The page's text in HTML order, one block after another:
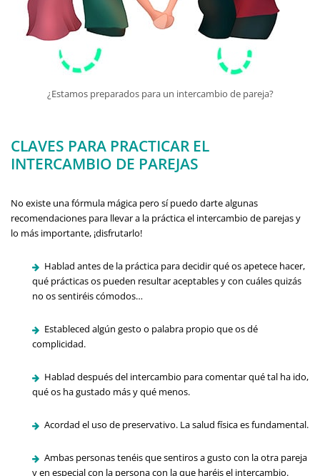
¿Estamos preparados para un intercambio de pareja?
CLAVES PARA PRACTICAR EL
INTERCAMBIO DE PAREJAS
No existe una fórmula mágica pero sí puedo darte algunas
recomendaciones para llevar a la práctica el intercambio de parejas y
lo más importante, ¡disfrutarlo!
Hablad antes de la práctica para decidir qué os apetece hacer,
qué prácticas os pueden resultar aceptables y con cuáles quizás
no os sentiréis cómodos…
Estableced algún gesto o palabra propio que os dé
complicidad.
Hablad después del intercambio para comentar qué tal ha ido,
qué os ha gustado más y qué menos.
Acordad el uso de preservativo. La salud física es fundamental.
Ambas personas tenéis que sentiros a gusto con la otra pareja
y en especial con la persona con la que haréis el intercambio.